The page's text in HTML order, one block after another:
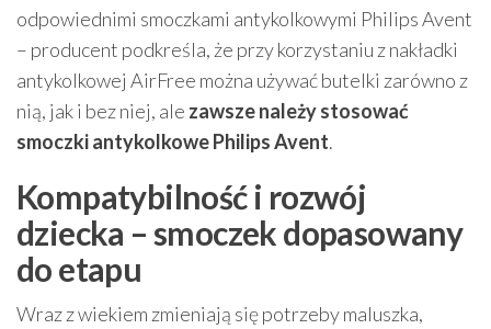
odpowiednimi smoczkami antykolkowymi Philips Avent
– producent podkreśla, że przy korzystaniu z nakładki
antykolkowej AirFree można używać butelki zarówno z
nią, jak i bez niej, ale zawsze należy stosować
smoczki antykolkowe Philips Avent.
Kompatybilność i rozwój
dziecka – smoczek dopasowany
do etapu
Wraz z wiekiem zmieniają się potrzeby maluszka,